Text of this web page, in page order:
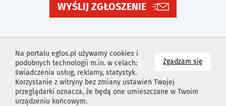
Zgadzam się
Na portalu eglos.pl używamy cookies i
podobnych technologii m.in. w celach:
świadczenia usług, reklamy, statystyk.
Korzystanie z witryny bez zmiany ustawień Twojej
przeglądarki oznacza, że będą one umieszczane w Twoim
urządzeniu końcowym.
WYŚLIJ ZGŁOSZENIE
Projekt i wykonanie